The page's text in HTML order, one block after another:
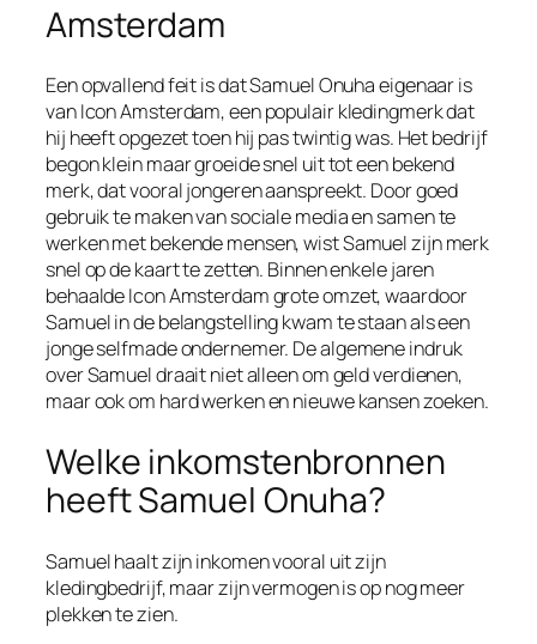
Amsterdam
Een opvallend feit is dat Samuel Onuha eigenaar is
van Icon Amsterdam, een populair kledingmerk dat
hij heeft opgezet toen hij pas twintig was. Het bedrijf
begon klein maar groeide snel uit tot een bekend
merk, dat vooral jongeren aanspreekt. Door goed
gebruik te maken van sociale media en samen te
werken met bekende mensen, wist Samuel zijn merk
snel op de kaart te zetten. Binnen enkele jaren
behaalde Icon Amsterdam grote omzet, waardoor
Samuel in de belangstelling kwam te staan als een
jonge selfmade ondernemer. De algemene indruk
over Samuel draait niet alleen om geld verdienen,
maar ook om hard werken en nieuwe kansen zoeken.
Welke inkomstenbronnen
heeft Samuel Onuha?
Samuel haalt zijn inkomen vooral uit zijn
kledingbedrijf, maar zijn vermogen is op nog meer
plekken te zien.